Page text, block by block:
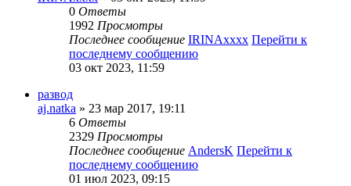
0 Ответы
1992 Просмотры
Последнее сообщение IRINAxxxx Перейти к
последнему сообщению
03 окт 2023, 11:59
развод
aj.natka » 23 мар 2017, 19:11
6 Ответы
2329 Просмотры
Последнее сообщение AndersK Перейти к
последнему сообщению
01 июл 2023, 09:15